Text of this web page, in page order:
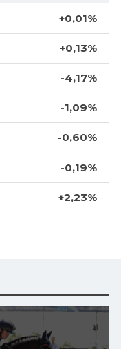
+0,01%
+0,13%
-4,17%
-1,09%
-0,60%
-0,19%
+2,23%
-0,21%